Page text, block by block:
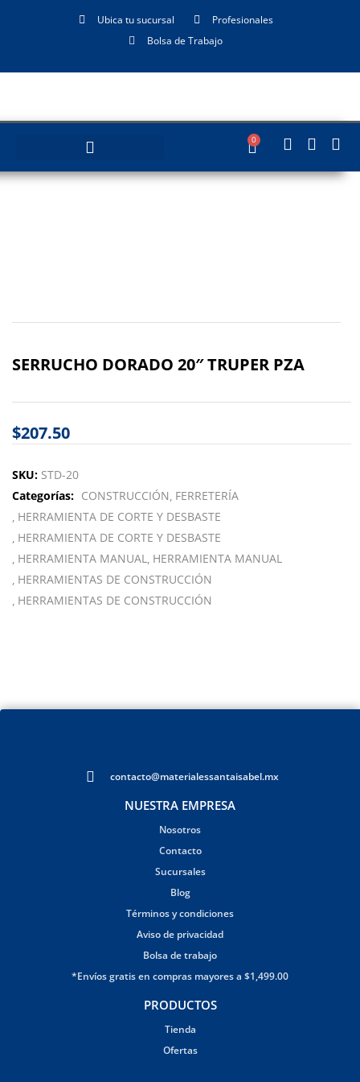
Ubica tu sucursal
Profesionales
Bolsa de Trabajo
0
SERRUCHO DORADO 20″ TRUPER PZA
$207.50
SKU: STD-20
Categorías: CONSTRUCCIÓN FERRETERÍA
HERRAMIENTA DE CORTE Y DESBASTE
HERRAMIENTA DE CORTE Y DESBASTE
HERRAMIENTA MANUAL HERRAMIENTA MANUAL
HERRAMIENTAS DE CONSTRUCCIÓN
HERRAMIENTAS DE CONSTRUCCIÓN
contacto@materialessantaisabel.mx
NUESTRA EMPRESA
Nosotros
Contacto
Sucursales
Blog
Términos y condiciones
Aviso de privacidad
Bolsa de trabajo
*Envíos gratis en compras mayores a $1,499.00
PRODUCTOS
Tienda
Ofertas